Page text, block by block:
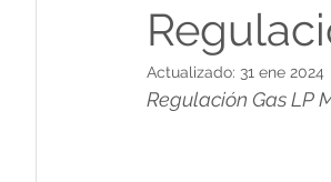
Sector hidrocarburos
Actualizado: 31 ene 2024
Regulación Gas LP